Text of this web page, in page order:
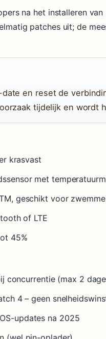
na het installeren
patches uit; de
en reset de
tijdelijk en wordt
krasvast
met
geschikt voor
of LTE
45%
concurrentie (max 2
4 – geen
updates na 2025